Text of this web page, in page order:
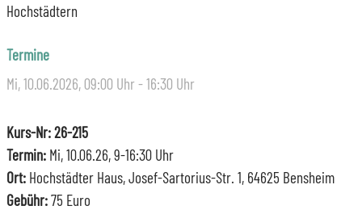
Hochstädtern
Termine
Mi, 10.06.2026, 09:00 Uhr - 16:30 Uhr
Kurs-Nr: 26-215
Termin: Mi, 10.06.26, 9-16:30 Uhr
Ort: Hochstädter Haus, Josef-Sartorius-Str. 1, 64625 Bensheim
Gebühr:75 Euro